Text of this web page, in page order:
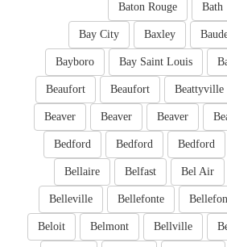
Bath
Baton Rouge
Baxley
Bay City
Bay Saint Louis
Bayboro
Beattyville
Beaufort
Beaufort
Beaver
Beaver
Beaver
Bedford
Bedford
Bedford
Bel Air
Belfast
Bellaire
Bellefonte
Belleville
Bellville
Belmont
Beloit